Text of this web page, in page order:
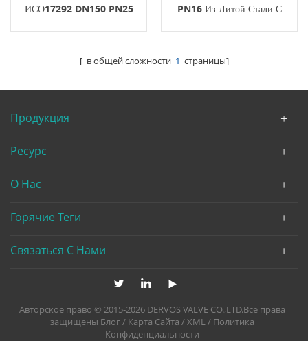
ИСО17292 DN150 PN25
PN16 Из Литой Стали С
[ в общей сложности 1 страницы]
Продукция
Ресурс
О Нас
Горячие Теги
Связаться С Нами
Авторское право © 2015-2026 DERVOS VALVE CO.,LTD.Все права
защищены Блог / Карта Сайта /XML/ Политика
Конфиденциальности